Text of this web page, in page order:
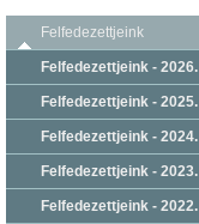
Felfedezettjeink
Felfedezettjeink - 2026.
Felfedezettjeink - 2025.
Felfedezettjeink - 2024.
Felfedezettjeink - 2023.
Felfedezettjeink - 2022.